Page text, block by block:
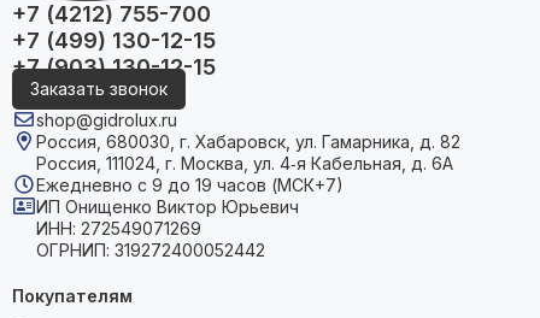
+7 (4212) 755-700
+7 (499) 130-12-15
+7 (903) 130-12-15
Заказать звонок
shop@gidrolux.ru
Россия, 680030, г. Хабаровск, ул. Гамарника, д. 82
Россия, 111024, г. Москва, ул. 4‑я Кабельная, д. 6А
Ежедневно с 9 до 19 часов (МСК+7)
ИП Онищенко Виктор Юрьевич
ИНН: 272549071269
ОГРНИП: 319272400052442
Покупателям